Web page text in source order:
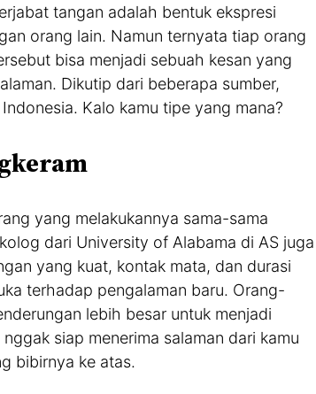
tangan adalah bentuk ekspresi
orang lain. Namun ternyata tiap orang
bisa menjadi sebuah kesan yang
Dikutip dari beberapa sumber,
Kalo kamu tipe yang mana?
yang melakukannya sama-sama
dari University of Alabama di AS juga
yang kuat, kontak mata, dan durasi
terhadap pengalaman baru. Orang-
lebih besar untuk menjadi
siap menerima salaman dari kamu
bibirnya ke atas.